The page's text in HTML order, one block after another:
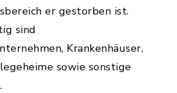
er gestorben ist.
sind
Krankenhäuser,
sowie sonstige